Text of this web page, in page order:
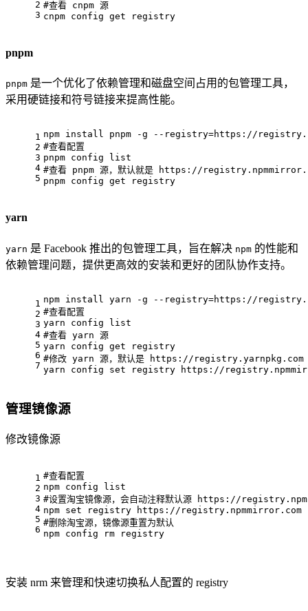
2
3
#查看 cnpm 源
cnpm config get registry
pnpm
pnpm 是一个优化了依赖管理和磁盘空间占用的包管理工具，
采用硬链接和符号链接来提高性能。
1
2
3
4
5
npm install pnpm -g --registry=https://
#查看配置
pnpm config list
#查看 pnpm 源，默认就是 https://
pnpm config get registry
yarn
yarn 是 Facebook 推出的包管理工具，旨在解决 npm 的性能和
依赖管理问题，提供更高效的安装和更好的团队协作支持。
1
2
3
4
5
6
7
npm install yarn -g --registry=https://
#查看配置
yarn config list
#查看 yarn 源
yarn config get registry
#修改 yarn 源，默认是 https://registry.yarnpkg.com
yarn config set registry https://
管理镜像源
修改镜像源
1
2
3
4
5
6
#查看配置
npm config list
#设置淘宝镜像源，会自动注释默认源 https://
npm set registry https://registry.npmmirror.com
#删除淘宝源，镜像源重置为默认
npm config
rm registry
安装 nrm 来管理和快速切换私人配置的 registry